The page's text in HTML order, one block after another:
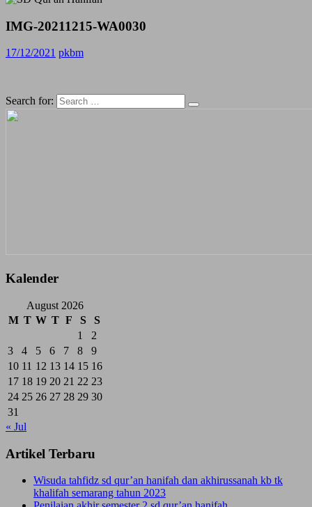
IMG-20211215-WA0030
17/12/2021 pkbm
Search for:
Kalender
August 2026
M T W T F S
S
1
2
3
4 5 6 7 8
9
10 11 12 13 14 15 16
17 18 19 20 21 22 23
24 25 26 27 28 29 30
31
« Jul
Artikel Terbaru
Wisuda tahfidz sd qur’an hanifah dan akhirussanah kb tk
khalifah semarang tahun 2023